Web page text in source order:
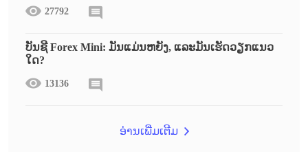
27792
ບັນຊີ Forex Mini: ມັນແມ່ນຫຍັງ, ແລະມັນເຮັດວຽກແນວ
ໃດ?
13136
ອ່ານເພີ່ມເຕີມ